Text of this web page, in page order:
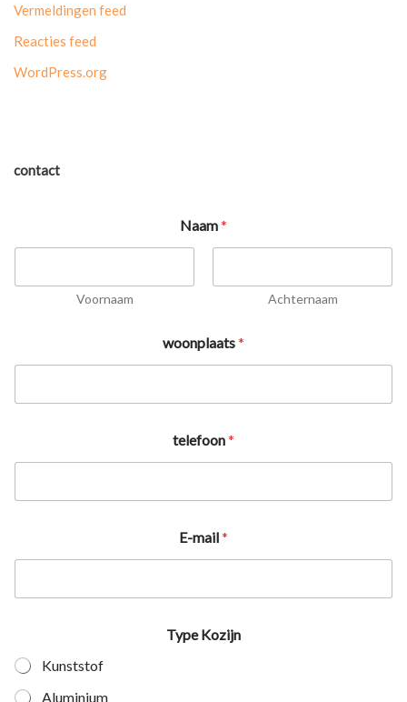
Vermeldingen feed
Reacties feed
WordPress.org
contact
Naam*
Voornaam Achternaam
woonplaats*
telefoon*
E-mail*
Type Kozijn
Kunststof
Aluminium